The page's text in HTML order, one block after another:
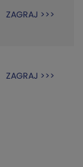
ZAGRAJ >>>
ZAGRAJ >>>